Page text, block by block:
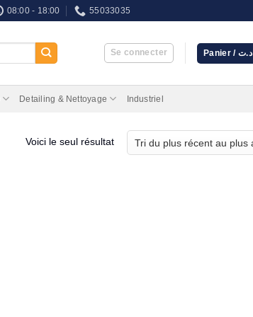
08:00 - 18:00 55033035
Se connecter Panier /د.ت
Detailing & Nettoyage Industriel
Voici le seul résultat